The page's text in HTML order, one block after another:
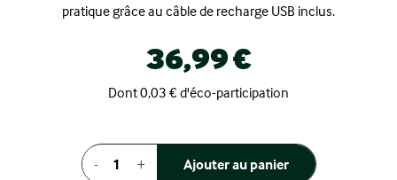
pratique grâce au câble de recharge USB inclus.
36,99 €
Dont 0,03 € d'éco-participation
- + Ajouter au panier